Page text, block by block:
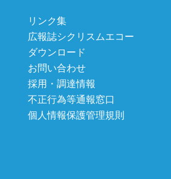
リンク集
広報誌シクリスムエコー
ダウンロード
お問い合わせ
採用・調達情報
不正行為等通報窓口
個人情報保護管理規則